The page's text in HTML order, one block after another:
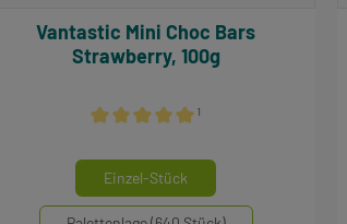
¹
Vantastic Mini Choc Bars
Strawberry, 100g
Mengeneinheiten auswählen
Einzel-Stück